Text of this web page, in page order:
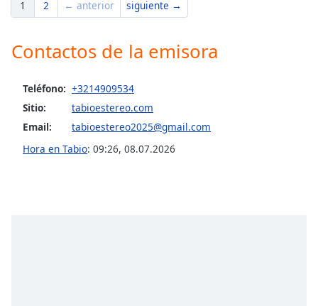
Area
Background
1 2 ← anterior siguiente →
Contactos de la emisora
Teléfono: +3214909534
Sitio:
tabioestereo.com
Email:
tabioestereo2025@gmail.com
Hora en Tabio: 09:26, 08.07.2026